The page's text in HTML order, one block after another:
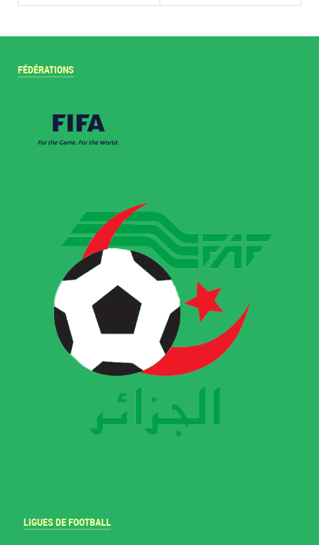
FÉDÉRATIONS
LIGUES DE FOOTBALL